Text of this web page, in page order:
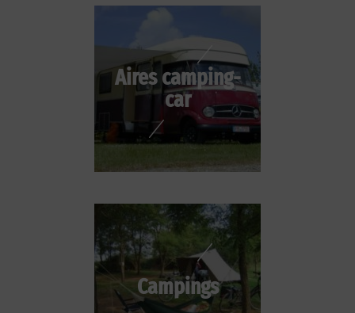
Aires camping-
car
Campings